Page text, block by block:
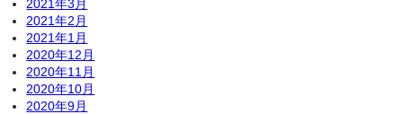
2021年3月
2021年2月
2021年1月
2020年12月
2020年11月
2020年10月
2020年9月